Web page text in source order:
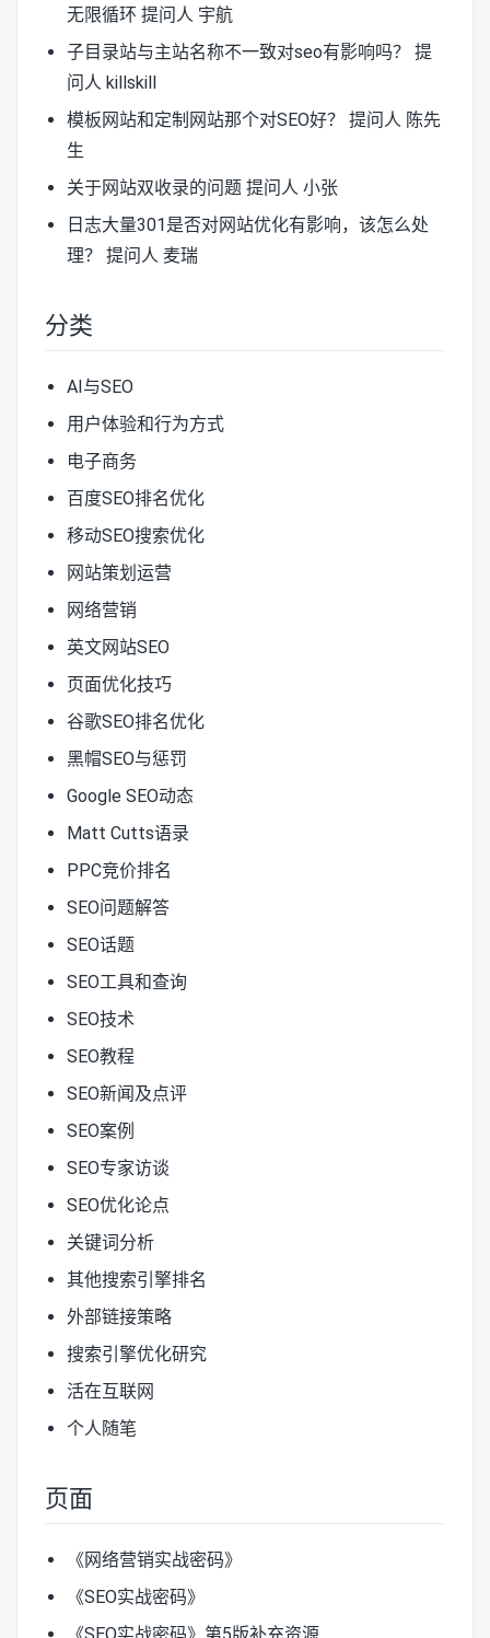
无限循环 提问人 宇航
子目录站与主站名称不一致对seo有影响吗？
提
问人 killskill
模板网站和定制网站那个对SEO好？
提问人 陈先
生
关于网站双收录的问题 提问人 小张
日志大量301是否对网站优化有影响，该怎么处
理？
提问人 麦瑞
分类
AI与SEO
用户体验和行为方式
电子商务
百度SEO排名优化
移动SEO搜索优化
网站策划运营
网络营销
英文网站SEO
页面优化技巧
谷歌SEO排名优化
黑帽SEO与惩罚
Google SEO动态
Matt Cutts语录
PPC竞价排名
SEO问题解答
SEO话题
SEO工具和查询
SEO技术
SEO教程
SEO新闻及点评
SEO案例
SEO专家访谈
SEO优化论点
关键词分析
其他搜索引擎排名
外部链接策略
搜索引擎优化研究
活在互联网
个人随笔
页面
《网络营销实战密码》
《SEO实战密码》